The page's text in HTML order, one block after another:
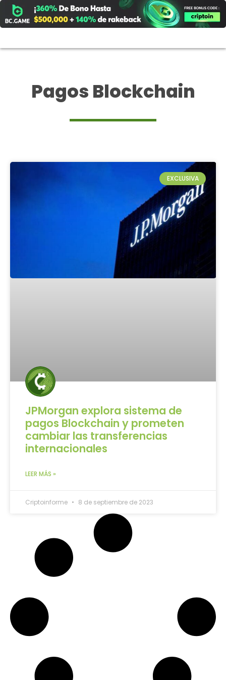
al
contenido
Pagos Blockchain
EXCLUSIVA
JPMorgan explora sistema de
pagos Blockchain y prometen
cambiar las transferencias
internacionales
LEER MÁS »
Criptoinforme 8 de septiembre de 2023